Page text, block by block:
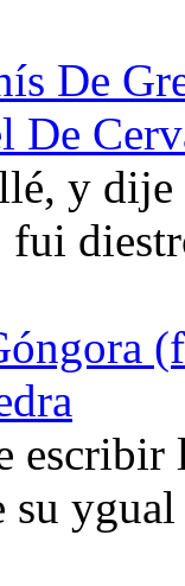
De
y dije
fui
escribir
su